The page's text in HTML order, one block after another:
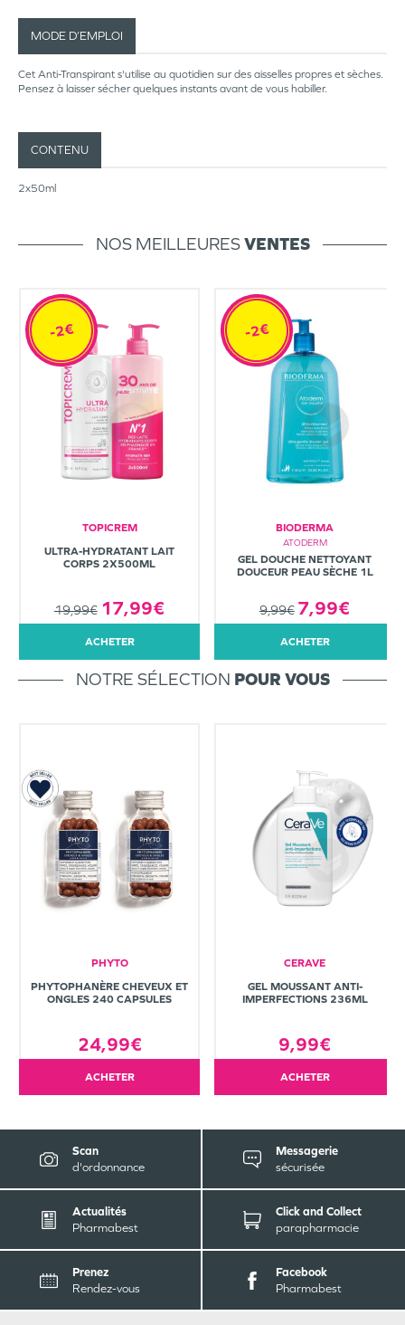
MODE D’EMPLOI
Cet Anti-Transpirant s'utilise au quotidien sur des aisselles propres et sèches.
Pensez à laisser sécher quelques instants avant de vous habiller.
CONTENU
2x50ml
NOS MEILLEURESVENTES
TOPICREM
ULTRA-HYDRATANT LAIT
CORPS 2X500ML
19,99€ 17,99€
-2€
ACHETER
BIODERMA
ATODERM
GEL DOUCHE NETTOYANT
DOUCEUR PEAU SÈCHE 1L
9,99€ 7,99€
-2€
ACHETER
NOTRE SÉLECTION POUR VOUS
PHYTO
PHYTOPHANÈRE CHEVEUX ET
ONGLES 240 CAPSULES
24,99€
ACHETER
CERAVE
GEL MOUSSANT ANTI-
IMPERFECTIONS 236ML
9,99€
ACHETER
Scan
d'ordonnance
Messagerie
sécurisée
Actualités
Pharmabest
Click and Collect
parapharmacie
Prenez
Rendez-vous
Facebook
Pharmabest